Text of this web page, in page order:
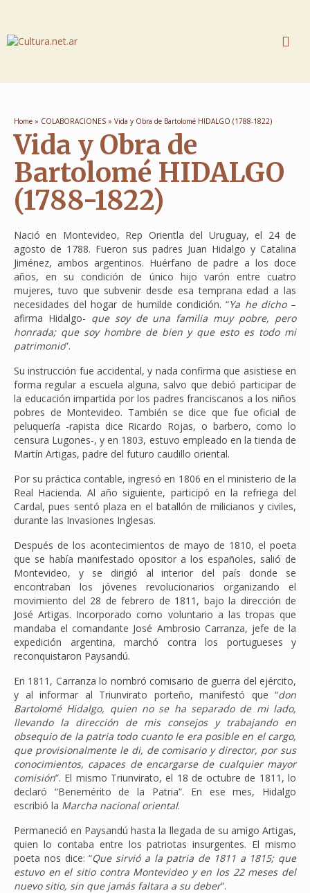
Home » COLABORACIONES » Vida y Obra de Bartolomé HIDALGO (1788-1822)
Vida y Obra de
Bartolomé HIDALGO
(1788-1822)
Nació en Montevideo, Rep Orientla del Uruguay, el 24 de
agosto de 1788. Fueron sus padres Juan Hidalgo y Catalina
Jiménez, ambos argentinos. Huérfano de padre a los doce
años, en su condición de único hijo varón entre cuatro
mujeres, tuvo que subvenir desde esa temprana edad a las
necesidades del hogar de humilde condición. “Ya he dicho–
afirma Hidalgo- que soy de una familia muy pobre, pero
honrada; que soy hombre de bien y que esto es todo mi
patrimonio”.
Su instrucción fue accidental, y nada confirma que asistiese en
forma regular a escuela alguna, salvo que debió participar de
la educación impartida por los padres franciscanos a los niños
pobres de Montevideo. También se dice que fue oficial de
peluquería -rapista dice Ricardo Rojas, o barbero, como lo
censura Lugones-, y en 1803, estuvo empleado en la tienda de
Martín Artigas, padre del futuro caudillo oriental.
Por su práctica contable, ingresó en 1806 en el ministerio de la
Real Hacienda. Al año siguiente, participó en la refriega del
Cardal, pues sentó plaza en el batallón de milicianos y civiles,
durante las Invasiones Inglesas.
Después de los acontecimientos de mayo de 1810, el poeta
que se había manifestado opositor a los españoles, salió de
Montevideo, y se dirigió al interior del país donde se
encontraban los jóvenes revolucionarios organizando el
movimiento del 28 de febrero de 1811, bajo la dirección de
José Artigas. Incorporado como voluntario a las tropas que
mandaba el comandante José Ambrosio Carranza, jefe de la
expedición argentina, marchó contra los portugueses y
reconquistaron Paysandú.
En 1811, Carranza lo nombró comisario de guerra del ejército,
y al informar al Triunvirato porteño, manifestó que “don
Bartolomé Hidalgo, quien no se ha separado de mi lado,
llevando la dirección de mis consejos y trabajando en
obsequio de la patria todo cuanto le era posible en el cargo,
que provisionalmente le di, de comisario y director, por sus
conocimientos, capaces de encargarse de cualquier mayor
comisión”. El mismo Triunvirato, el 18 de octubre de 1811, lo
declaró “Benemérito de la Patria”. En ese mes, Hidalgo
escribió la Marcha nacional oriental.
Permaneció en Paysandú hasta la llegada de su amigo Artigas,
quien lo contaba entre los patriotas insurgentes. El mismo
poeta nos dice: “Que sirvió a la patria de 1811 a 1815; que
estuvo en el sitio contra Montevideo y en los 22 meses del
nuevo sitio, sin que jamás faltara a su deber”.